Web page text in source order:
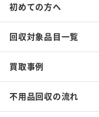
初めての方へ
回収対象品目一覧
買取事例
不用品回収の流れ